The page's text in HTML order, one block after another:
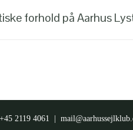
forhold på Aarhus
2119 4061 |